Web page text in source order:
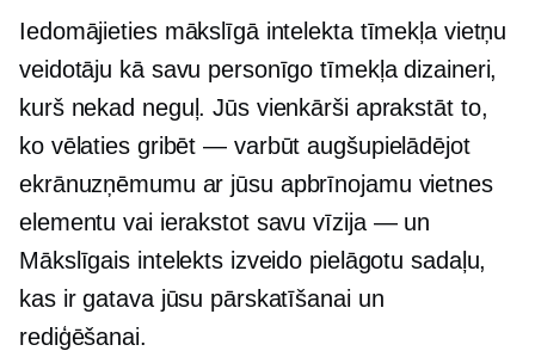
Iedomājieties mākslīgā intelekta tīmekļa vietņu
veidotāju kā savu personīgo tīmekļa dizaineri,
kurš nekad neguļ. Jūs vienkārši aprakstāt to,
ko vēlaties gribēt — varbūt augšupielādējot
ekrānuzņēmumu ar jūsu apbrīnojamu vietnes
elementu vai ierakstot savuvīzija — un
Mākslīgais intelekts izveido pielāgotu sadaļu,
kas ir gatava jūsu pārskatīšanai un
rediģēšanai.